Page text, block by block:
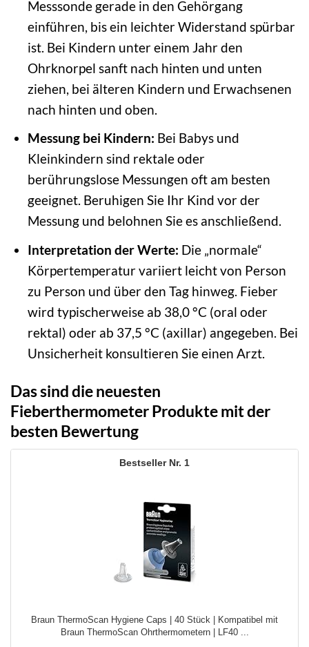
Messsonde gerade in den Gehörgang
einführen, bis ein leichter Widerstand spürbar
ist. Bei Kindern unter einem Jahr den
Ohrknorpel sanft nach hinten und unten
ziehen, bei älteren Kindern und Erwachsenen
nach hinten und oben.
Messung bei Kindern: Bei Babys und
Kleinkindern sind rektale oder
berührungslose Messungen oft am besten
geeignet. Beruhigen Sie Ihr Kind vor der
Messung und belohnen Sie es anschließend.
Interpretation der Werte: Die „normale“
Körpertemperatur variiert leicht von Person
zu Person und über den Tag hinweg. Fieber
wird typischerweise ab 38,0 °C (oral oder
rektal) oder ab 37,5 °C (axillar) angegeben. Bei
Unsicherheit konsultieren Sie einen Arzt.
Das sind die neuesten
Fieberthermometer Produkte mit der
besten Bewertung
1
Braun ThermoScan Hygiene Caps | 40 Stück | Kompatibel mit
Braun ThermoScan Ohrthermometern | LF40 ...